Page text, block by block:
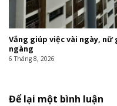
Vắng giúp việc vài ngày, nữ
ngàng
6 Tháng 8, 2026
Để lại một bình luận